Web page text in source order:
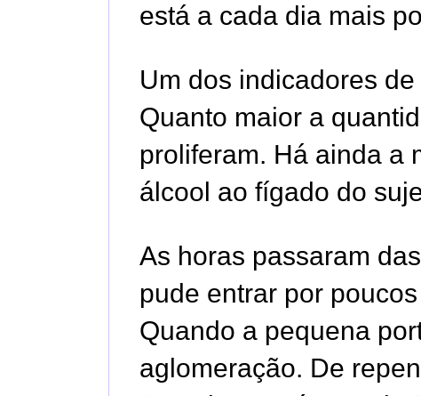
está a cada dia mais
Um dos indicadores
Quanto maior a
proliferam. Há ainda a
álcool ao fígado do
As horas passaram
pude entrar por
Quando a pequena
aglomeração. De